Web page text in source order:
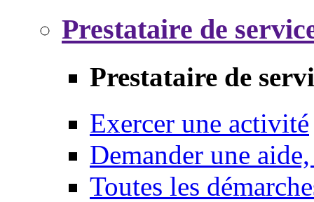
Prestataire de
Prestataire de
Exercer une activité
Demander une
Toutes les